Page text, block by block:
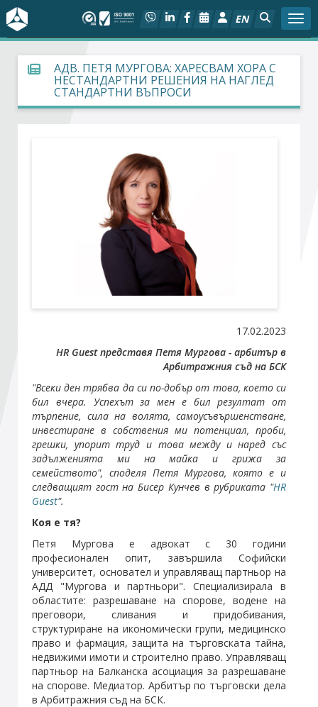
EN
За БСК
На фокус
Арбитражен съд
Стани член
Абонирайте се!
АДВ. ПЕТЯ МУРГОВА: ХАРЕСВАМ ХОРА С
НЕСТАНДАРТНИ РЕШЕНИЯ НА НАГЛЕД
СТАНДАРТНИ ВЪПРОСИ
17.02.2023
HR Guest представя Петя Мургова - арбитър в
Арбитражния съд на БСК
"Всеки ден трябва да си по-добър от това, което си
бил вчера. Успехът за мен е бил резултат от
търпение, сила на волята, самоусъвършенстване,
инвестиране в собствения ми потенциал, проби,
грешки, упорит труд и това между и наред със
задълженията ми на майка и грижа за
семейството", споделя Петя Мургова, която е и
следващият гост на Бисер Кунчев в рубриката "HR
Guest".
Коя е тя?
Петя Мургова е адвокат с 30 години
професионален опит, завършила Софийски
университет, основател и управляващ партньор на
АДД "Мургова и партньори". Специализирала в
областите: разрешаване на спорове, водене на
преговори, сливания и придобивания,
структуриране на икономически групи, медицинско
право и фармация, защита на търговската тайна,
недвижими имоти и строително право. Управляващ
партньор на Балканска асоциация за разрешаване
на спорове. Медиатор. Арбитър по търговски дела
в Арбитражния съд на БСК.